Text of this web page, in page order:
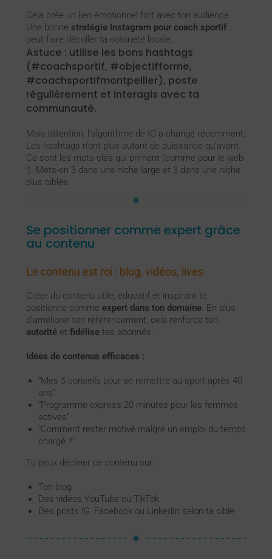
Cela crée un lien émotionnel fort avec ton audience.
Une bonne stratégie Instagram pour coach sportif
peut faire décoller ta notoriété locale.
Astuce : utilise les bons hashtags
(#coachsportif, #objectifforme,
#coachsportifmontpellier), poste
régulièrement et interagis avec ta
communauté.
Mais attention, l’algorithme de IG a changé récemment.
Les hashtags n’ont plus autant de puissance qu’avant.
Ce sont les mots-clés qui priment (comme pour le web
!). Mets-en 3 dans une niche large et 3 dans une niche
plus ciblée.
Se positionner comme expert grâce
au contenu
Le contenu est roi : blog, vidéos, lives
Créer du contenu utile, éducatif et inspirant te
positionne comme expert dans ton domaine. En plus
d’améliorer ton référencement, cela renforce ton
autoritéet fidélisetes abonnés.
Idées de contenus efficaces :
“Mes 5 conseils pour se remettre au sport après 40
ans”
“Programme express 20 minutes pour les femmes
actives”
“Comment rester motivé malgré un emploi du temps
chargé ?”
Tu peux décliner ce contenu sur :
Ton blog
Des vidéos YouTube ou TikTok
Des posts IG, Facebook ou LinkedIn selon ta cible